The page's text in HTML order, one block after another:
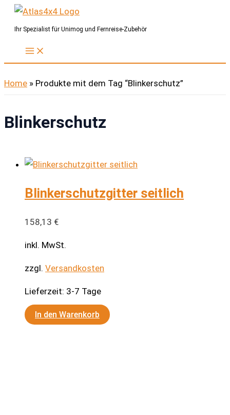
Zum
InhaltIhr Spezialist für Unimog und Fernreise-Zubehör
Home » Produkte mit dem Tag “Blinkerschutz”
Blinkerschutz
Blinkerschutzgitter seitlich
158,13 €
inkl. MwSt.
zzgl. Versandkosten
Lieferzeit: 3-7 Tage
In den Warenkorb